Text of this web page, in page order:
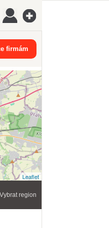
firmám
Leaflet
Vybrat region